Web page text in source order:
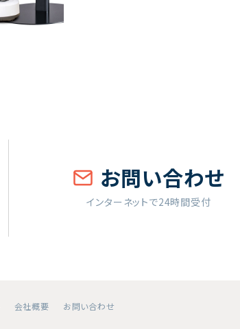
お問い合わせ
インターネットで24時間受付
会社概要 お問い合わせ